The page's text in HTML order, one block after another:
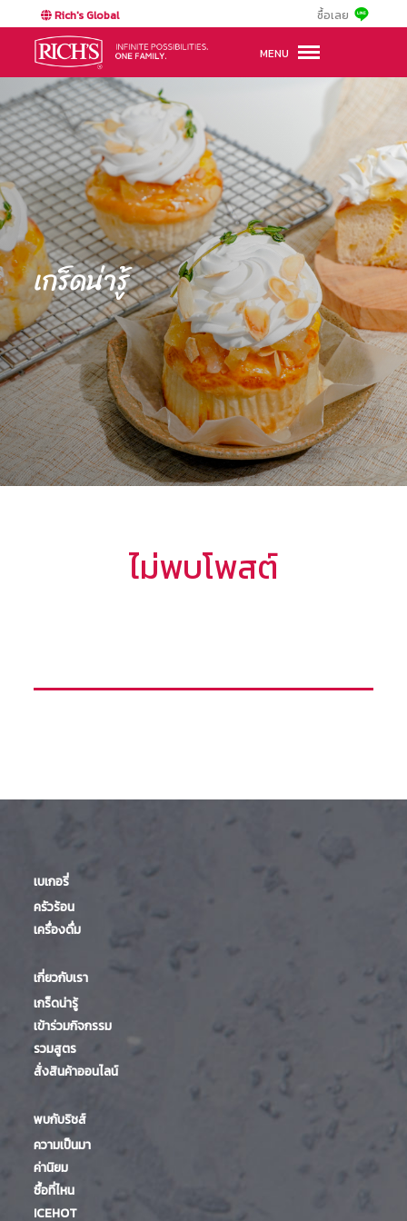
Rich's Global ซื้อเลย
MENU
เกร็ดน่ารู้
ไม่พบโพสต์
เบเกอรี่
ครัวร้อน
เครื่องดื่ม
เกี่ยวกับเรา
เกร็ดน่ารู้
เข้าร่วมกิจกรรม
รวมสูตร
สั่งสินค้าออนไลน์
พบกับริชส์
ความเป็นมา
ค่านิยม
ซื้อที่ไหน
ICEHOT